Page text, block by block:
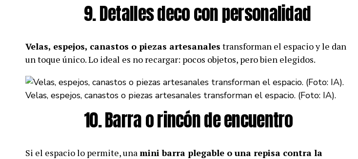
9. Detalles deco con personalidad
Velas, espejos, canastos o piezas artesanales transforman el espacio y le dan
un toque único. Lo ideal es no recargar: pocos objetos, pero bien elegidos.
Velas, espejos, canastos o piezas artesanales transforman el espacio. (Foto: IA).
10. Barra o rincón de encuentro
Si el espacio lo permite, unamini barra plegable o una repisa contra la